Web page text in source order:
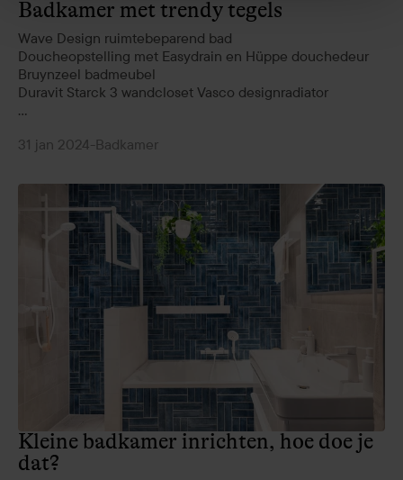
Badkamer met trendy tegels
Wave Design ruimtebeparend bad
Doucheopstelling met Easydrain en Hüppe douchedeur
Bruynzeel badmeubel
Duravit Starck 3 wandcloset Vasco designradiator
...
31 jan 2024-Badkamer
Kleine badkamer inrichten, hoe doe je
dat?